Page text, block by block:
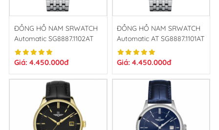
ĐỒNG HỒ NAM SRWATCH
Automatic SG8887.1102AT
Giá: 4.450.000đ
ĐỒNG HỒ NAM SRWATCH
Automatic AT SG8887.1101AT
Giá: 4.450.000đ